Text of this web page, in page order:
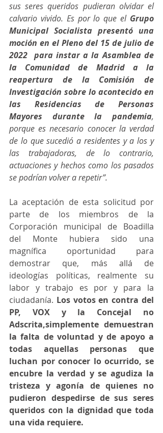
sus seres queridos pudieran olvidar el
calvario vivido. Es por lo que el Grupo
Municipal Socialista presentó una
moción en el Pleno del 15 de julio de
2022  para instar a la Asamblea de
la Comunidad de Madrid a la
reapertura de la Comisión de
Investigación sobre lo acontecido en
las Residencias de Personas
Mayores durante la pandemia,
porque es necesario conocer la verdad
de lo que sucedió a residentes y a los y
las trabajadoras, de lo contrario,
actuaciones y hechos como los pasados
se podrían volver a repetir”.
La aceptación de esta solicitud por
parte de los miembros de la
Corporación municipal de Boadilla
del Monte hubiera sido una
magnífica oportunidad para
demostrar que, más allá de
ideologías políticas, realmente su
labor y trabajo es por y para la
ciudadanía. Los votos en contra del
PP, VOX y la Concejal no
Adscrita,simplemente demuestran
la falta de voluntad y de apoyo a
todas aquellas personas que
luchan por conocer lo ocurrido, se
encubre la verdad y se agudiza la
tristeza y agonía de quienes no
pudieron despedirse de sus seres
queridos con la dignidad que toda
una vida requiere.